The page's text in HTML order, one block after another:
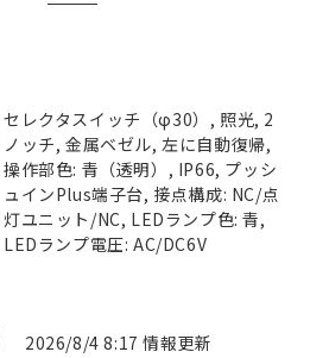
セレクタスイッチ（φ30）, 照光, 2
ノッチ, 金属ベゼル, 左に自動復帰,
操作部色: 青（透明）, IP66, プッシ
ュインPlus端子台, 接点構成: NC/点
灯ユニット/NC, LEDランプ色: 青,
LEDランプ電圧: AC/DC6V
2026/8/4 8:17 情報更新